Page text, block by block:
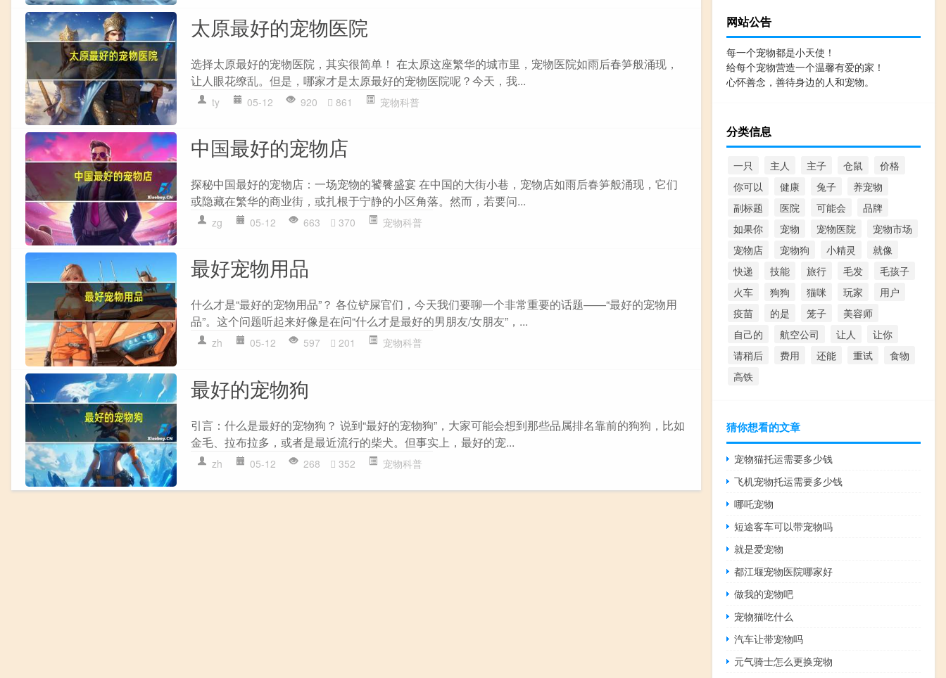
太原最好的宠物医院
选择太原最好的宠物医院，其实很简单！ 在太原这座繁华的城市里，宠物医院如雨后春笋般涌现，
让人眼花缭乱。但是，哪家才是太原最好的宠物医院呢？今天，我...
ty 05-12 920 861 宠物科普
中国最好的宠物店
探秘中国最好的宠物店：一场宠物的饕餮盛宴 在中国的大街小巷，宠物店如雨后春笋般涌现，它们
或隐藏在繁华的商业街，或扎根于宁静的小区角落。然而，若要问...
zg 05-12 663 370 宠物科普
最好宠物用品
什么才是“最好的宠物用品”？ 各位铲屎官们，今天我们要聊一个非常重要的话题——“最好的宠物用
品”。这个问题听起来好像是在问“什么才是最好的男朋友/女朋友”，...
zh 05-12 597 201 宠物科普
最好的宠物狗
引言：什么是最好的宠物狗？ 说到“最好的宠物狗”，大家可能会想到那些品属排名靠前的狗狗，比如
金毛、拉布拉多，或者是最近流行的柴犬。但事实上，最好的宠...
zh 05-12 268 352 宠物科普
网站公告
每一个宠物都是小天使！
给每个宠物营造一个温馨有爱的家！
心怀善念，善待身边的人和宠物。
分类信息
一只 主人 主子 仓鼠
价格
你可以
健康 兔子
养宠物
副标题
医院 可能会
品牌
如果你
宠物 宠物医院
宠物市场
宠物店
宠物狗 小精灵
就像
快递
技能 旅行 毛发
毛孩子
火车
狗狗 猫咪 玩家
用户
疫苗
的是 笼子
美容师
自己的
航空公司 让人
让你
请稍后
费用 还能 重试
食物
高铁
猜你想看的文章
宠物猫托运需要多少钱
飞机宠物托运需要多少钱
哪吒宠物
短途客车可以带宠物吗
就是爱宠物
都江堰宠物医院哪家好
做我的宠物吧
宠物猫吃什么
汽车让带宠物吗
元气骑士怎么更换宠物